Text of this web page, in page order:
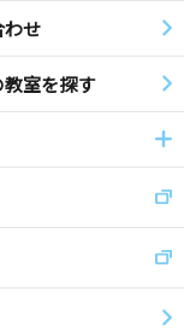
わせ
室を探す